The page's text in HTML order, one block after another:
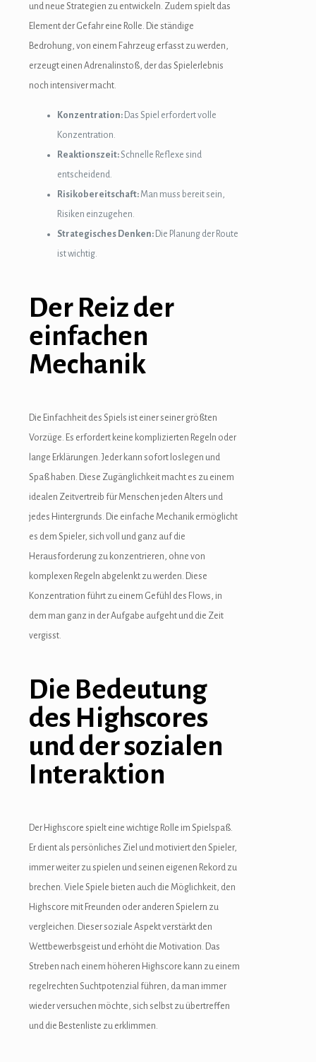
und neue Strategien zu entwickeln. Zudem spielt das
Element der Gefahr eine Rolle. Die ständige
Bedrohung, von einem Fahrzeug erfasst zu werden,
erzeugt einen Adrenalinstoß, der das Spielerlebnis
noch intensiver macht.
Konzentration: Das Spiel erfordert volle
Konzentration.
Reaktionszeit:Schnelle Reflexe sind
entscheidend.
Risikobereitschaft: Man muss bereit sein,
Risiken einzugehen.
Strategisches Denken: Die Planung der Route
ist wichtig.
Der Reiz der
einfachen
Mechanik
Die Einfachheit des Spiels ist einer seiner größten
Vorzüge. Es erfordert keine komplizierten Regeln oder
lange Erklärungen. Jeder kann sofort loslegen und
Spaß haben. Diese Zugänglichkeit macht es zu einem
idealen Zeitvertreib für Menschen jeden Alters und
jedes Hintergrunds. Die einfache Mechanik ermöglicht
es dem Spieler, sich voll und ganz auf die
Herausforderung zu konzentrieren, ohne von
komplexen Regeln abgelenkt zu werden. Diese
Konzentration führt zu einem Gefühl des Flows, in
dem man ganz in der Aufgabe aufgeht und die Zeit
vergisst.
Die Bedeutung
des Highscores
und der sozialen
Interaktion
Der Highscore spielt eine wichtige Rolle im Spielspaß.
Er dient als persönliches Ziel und motiviert den Spieler,
immer weiter zu spielen und seinen eigenen Rekord zu
brechen. Viele Spiele bieten auch die Möglichkeit, den
Highscore mit Freunden oder anderen Spielern zu
vergleichen. Dieser soziale Aspekt verstärkt den
Wettbewerbsgeist und erhöht die Motivation. Das
Streben nach einem höheren Highscore kann zu einem
regelrechten Suchtpotenzial führen, da man immer
wieder versuchen möchte, sich selbst zu übertreffen
und die Bestenliste zu erklimmen.